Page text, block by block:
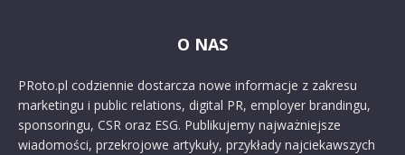
O NAS
PRoto.pl codziennie dostarcza nowe informacje z zakresu
marketingu i public relations, digital PR, employer brandingu,
sponsoringu, CSR oraz ESG. Publikujemy najważniejsze
wiadomości, przekrojowe artykuły, przykłady najciekawszych